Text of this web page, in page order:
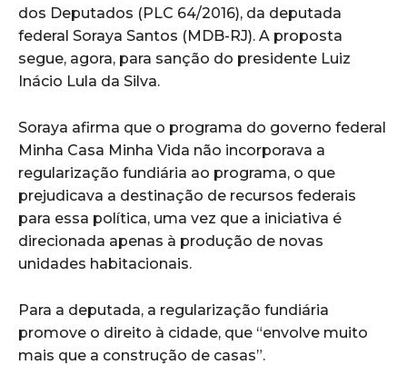
dos Deputados (PLC 64/2016), da deputada
federal Soraya Santos (MDB-RJ). A proposta
segue, agora, para sanção do presidente Luiz
Inácio Lula da Silva.
Soraya afirma que o programa do governo federal
Minha Casa Minha Vida não incorporava a
regularização fundiária ao programa, o que
prejudicava a destinação de recursos federais
para essa política, uma vez que a iniciativa é
direcionada apenas à produção de novas
unidades habitacionais.
Para a deputada, a regularização fundiária
promove o direito à cidade, que “envolve muito
mais que a construção de casas”.